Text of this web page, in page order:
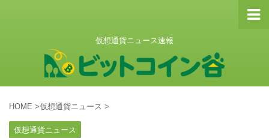
仮想通貨ニュース速報
HOME >仮想通貨ニュース >
仮想通貨ニュース